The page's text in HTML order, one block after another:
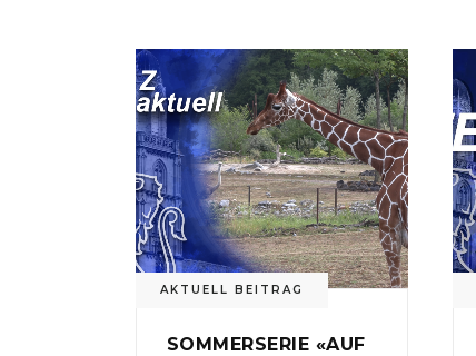
AKTUELL BEITRAG
SOMMERSERIE «AUF